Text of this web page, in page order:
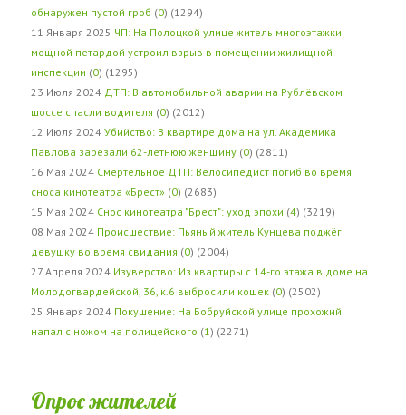
обнаружен пустой гроб (0) (1294)
11 Января 2025 ЧП: На Полоцкой улице житель многоэтажки
мощной петардой устроил взрыв в помещении жилищной
инспекции (0) (1295)
23 Июля 2024 ДТП: В автомобильной аварии на Рублёвском
шоссе спасли водителя (0) (2012)
12 Июля 2024 Убийство: В квартире дома на ул. Академика
Павлова зарезали 62-летнюю женщину (0) (2811)
16 Мая 2024 Смертельное ДТП: Велосипедист погиб во время
сноса кинотеатра «Брест» (0) (2683)
15 Мая 2024 Снос кинотеатра "Брест": уход эпохи (4) (3219)
08 Мая 2024 Происшествие: Пьяный житель Кунцева поджёг
девушку во время свидания (0) (2004)
27 Апреля 2024 Изуверство: Из квартиры с 14-го этажа в доме на
Молодогвардейской, 36, к.6 выбросили кошек (0) (2502)
25 Января 2024 Покушение: На Бобруйской улице прохожий
напал с ножом на полицейского (1 ) (2271)
Опрос жителей